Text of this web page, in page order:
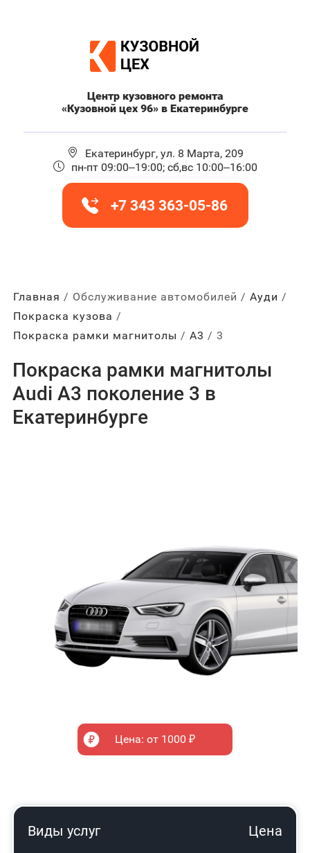
Центр кузовного ремонта
«Кузовной цех 96» в Екатеринбурге
Екатеринбург, ул. 8 Марта, 209
пн-пт 09:00–19:00; сб,вс 10:00–16:00
+7 343 363-05-86
Главная Обслуживание автомобилей
Ауди
Покраска кузова
Покраска рамки магнитолы
А3 3
Покраска рамки магнитолы
Audi A3 поколение 3 в
Екатеринбурге
Цена: от 1000 ₽
Виды услуг Цена